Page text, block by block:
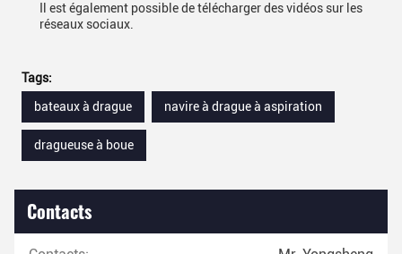
Il est également possible de télécharger des vidéos sur les
réseaux sociaux.
Tags:
bateaux à drague
navire à drague à aspiration
dragueuse à boue
Contacts